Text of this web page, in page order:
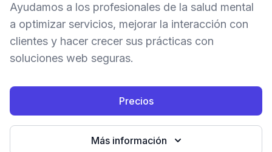
Ayudamos a los profesionales de la salud mental
a optimizar servicios, mejorar la interacción con
clientes y hacer crecer sus prácticas con
soluciones web seguras.
Precios
Más información